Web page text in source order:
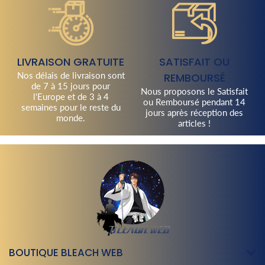
LIVRAISON GRATUITE
Nos délais de livraison sont
de 7 à 15 jours pour
l'Europe et de 3 à 4
semaines pour le reste du
monde.
SATISFAIT OU
REMBOURSÉ
Nous proposons le Satisfait
ou Remboursé pendant 14
jours après réception des
articles !
BOUTIQUE BLEACH WEB